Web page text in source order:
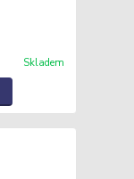
Skladem